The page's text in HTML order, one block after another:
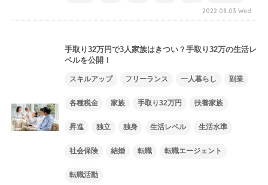
2022.08.03 Wed
手取り32万円で3人家族はきつい？手取り32万の生活レ
ベルを公開！
スキルアップ フリーランス 一人暮らし 副業
各種税金 家族 手取り32万円 扶養家族
昇進 独立 独身 生活レベル 生活水準
社会保険 結婚 転職 転職エージェント
転職活動